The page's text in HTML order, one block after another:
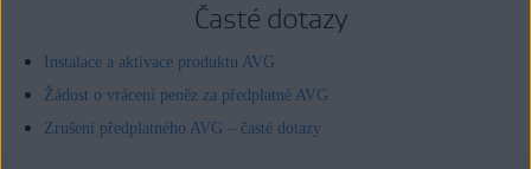
Časté dotazy
Instalace a aktivace produktu AVG
Žádost o vrácení peněz za předplatné AVG
Zrušení předplatného AVG – časté dotazy